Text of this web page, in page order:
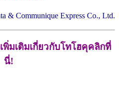
& Communique Express Co., Ltd.
มเติมเกี่ยวกับโทโฮคุคลิกที่
นี่!